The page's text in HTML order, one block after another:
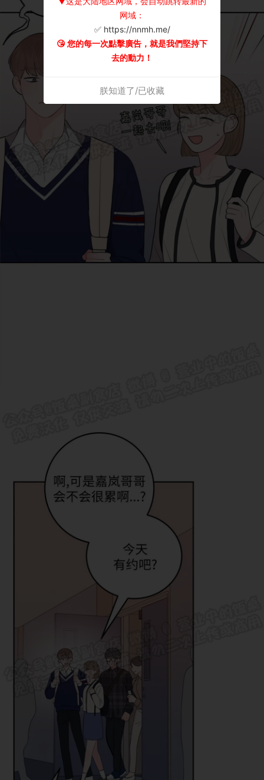
网域：
✅ https://nnmh.me/
😘 您的每一次點擊廣告，就是我們堅持下
去的動力！
朕知道了/已收藏